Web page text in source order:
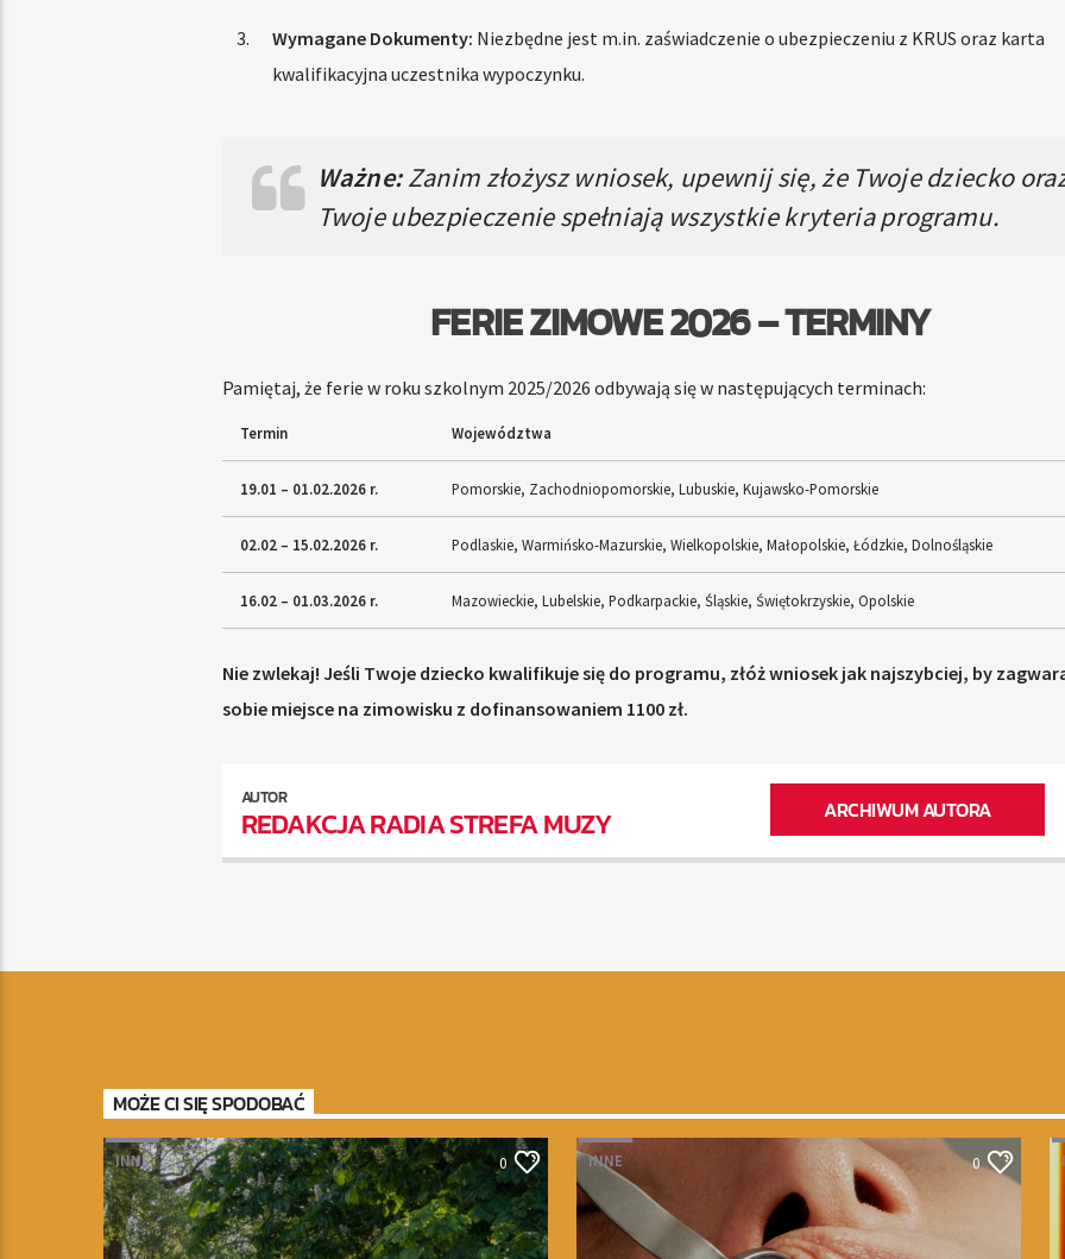
Wymagane Dokumenty: Niezbędne jest m.in. zaświadczenie o ubezpieczeniu z KRUS oraz karta
kwalifikacyjna uczestnika wypoczynku.
Ważne:Zanim złożysz wniosek, upewnij się, że Twoje dziecko
Twoje ubezpieczenie spełniają wszystkie kryteria programu.
FERIE ZIMOWE 2026 – TERMINY
Pamiętaj, że ferie w roku szkolnym 2025/2026 odbywają się w następujących terminach:
Termin Województwa
19.01 – 01.02.2026 r. Pomorskie, Zachodniopomorskie, Lubuskie, Kujawsko-Pomorskie
02.02 – 15.02.2026 r. Podlaskie, Warmińsko-Mazurskie, Wielkopolskie, Małopolskie, Łódzkie, Dolnośląskie
16.02 – 01.03.2026 r. Mazowieckie, Lubelskie, Podkarpackie, Śląskie, Świętokrzyskie, Opolskie
Nie zwlekaj! Jeśli Twoje dziecko kwalifikuje się do programu, złóż wniosek jak najszybciej, by
sobie miejsce na zimowisku z dofinansowaniem 1100 zł.
AUTOR
REDAKCJA RADIA STREFA MUZY ARCHIWUM AUTORA
MOŻE CI SIĘ SPODOBAĆ
INNE 0 INNE 0